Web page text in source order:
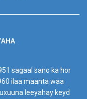
sagaal sano ka hor
ilaa maanta waa
leeyahay keyd